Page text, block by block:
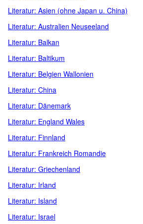
Literatur: Asien (ohne Japan u. China)
Literatur: Australien Neuseeland
Literatur: Balkan
Literatur: Baltikum
Literatur: Belgien Wallonien
Literatur: China
Literatur: Dänemark
Literatur: England Wales
Literatur: Finnland
Literatur: Frankreich Romandie
Literatur: Griechenland
Literatur: Irland
Literatur: Island
Literatur: Israel